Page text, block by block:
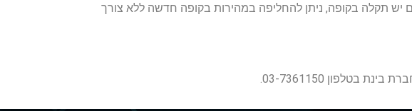
תקלה בקופה, ניתן להחליפה במהירות בקופה חדשה ללא צורך
03-7361150.